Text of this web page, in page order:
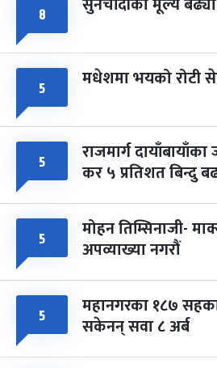
८
५ मधेशमा भयको रोटी
५ राजमार्ग
कर ५ प्रतिशत बिन्दु
५ मोहन तिम्सिनाजी-
अपव्याख्या नगरौं
५ महानगरका १८७
सकेनन् सवा ८ अर्ब